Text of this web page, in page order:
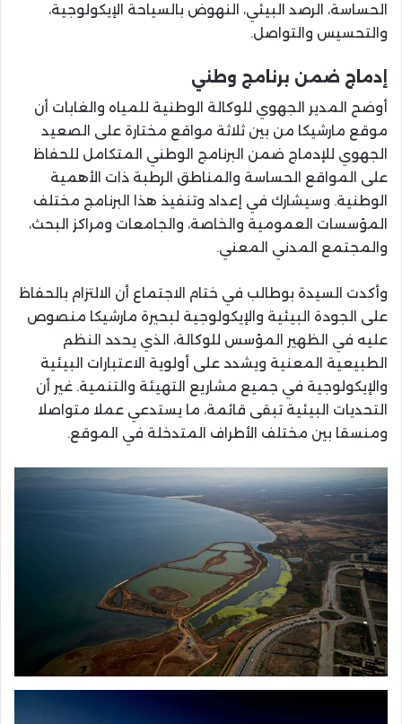
الحساسة، الرصد البيئي، النهوض بالسياحة الإيكولوجية،
والتحسيس والتواصل.
إدماج ضمن برنامج وطني
أوضح المدير الجهوي للوكالة الوطنية للمياه والغابات أن
موقع مارشيكا من بين ثلاثة مواقع مختارة على الصعيد
الجهوي للإدماج ضمن البرنامج الوطني المتكامل للحفاظ
على المواقع الحساسة والمناطق الرطبة ذات الأهمية
الوطنية. وسيشارك في إعداد وتنفيذ هذا البرنامج مختلف
المؤسسات العمومية والخاصة، والجامعات ومراكز البحث،
والمجتمع المدني المعني.
وأكدت السيدة بوطالب في ختام الاجتماع أن الالتزام بالحفاظ
على الجودة البيئية والإيكولوجية لبحيرة مارشيكا منصوص
عليه في الظهير المؤسس للوكالة، الذي يحدد النظم
الطبيعية المعنية ويشدد على أولوية الاعتبارات البيئية
والإيكولوجية في جميع مشاريع التهيئة والتنمية. غير أن
التحديات البيئية تبقى قائمة، ما يستدعي عملا متواصلا
ومنسقا بين مختلف الأطراف المتدخلة في الموقع.